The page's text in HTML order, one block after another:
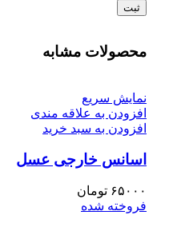
محصولات مشابه
نمایش سریع
افزودن به علاقه مندی
افزودن به سبد خرید
اسانس خارجی عسل
۶۵۰۰۰ تومان
فروخته شده